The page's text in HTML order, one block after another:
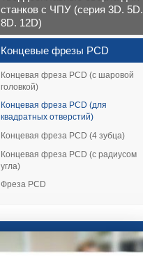
станков с ЧПУ (серия 3D. 5D.
8D. 12D)
Концевые фрезы PCD
Концевая фреза PCD (с шаровой
головкой)
Концевая фреза PCD (для
квадратных отверстий)
Концевая фреза PCD (4 зубца)
Концевая фреза PCD (с радиусом
угла)
Фреза PCD
Запрос от